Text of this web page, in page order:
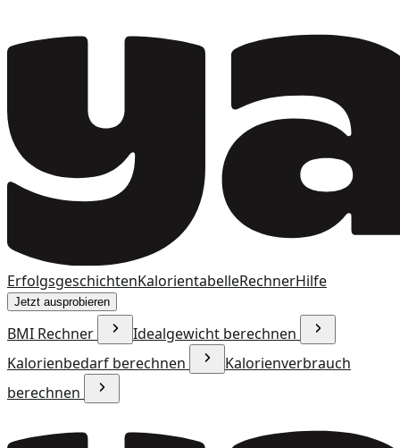
ErfolgsgeschichtenKalorientabelleRechnerHilfe
Jetzt ausprobieren
BMI Rechner
Idealgewicht berechnen
Kalorienbedarf berechnen
Kalorienverbrauch
berechnen